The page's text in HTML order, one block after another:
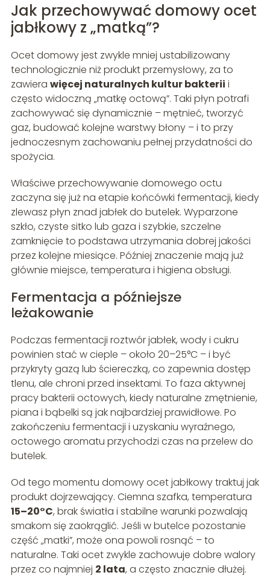
Jak przechowywać domowy ocet
jabłkowy z „matką”?
Ocet domowy jest zwykle mniej ustabilizowany
technologicznie niż produkt przemysłowy, za to
zawiera więcej naturalnych kultur bakterii i
często widoczną „matkę octową”. Taki płyn potrafi
zachowywać się dynamicznie – mętnieć, tworzyć
gaz, budować kolejne warstwy błony – i to przy
jednoczesnym zachowaniu pełnej przydatności do
spożycia.
Właściwe przechowywanie domowego octu
zaczyna się już na etapie końcówki fermentacji, kiedy
zlewasz płyn znad jabłek do butelek. Wyparzone
szkło, czyste sitko lub gaza i szybkie, szczelne
zamknięcie to podstawa utrzymania dobrej jakości
przez kolejne miesiące. Później znaczenie mają już
głównie miejsce, temperatura i higiena obsługi.
Fermentacja a późniejsze
leżakowanie
Podczas fermentacji roztwór jabłek, wody i cukru
powinien stać w cieple – około 20–25°C – i być
przykryty gazą lub ściereczką, co zapewnia dostęp
tlenu, ale chroni przed insektami. To faza aktywnej
pracy bakterii octowych, kiedy naturalne zmętnienie,
piana i bąbelki są jak najbardziej prawidłowe. Po
zakończeniu fermentacji i uzyskaniu wyraźnego,
octowego aromatu przychodzi czas na przelew do
butelek.
Od tego momentu domowy ocet jabłkowy traktuj jak
produkt dojrzewający. Ciemna szafka, temperatura
15–20°C, brak światła i stabilne warunki pozwalają
smakom się zaokrąglić. Jeśli w butelce pozostanie
część „matki”, może ona powoli rosnąć – to
naturalne. Taki ocet zwykle zachowuje dobre walory
przez co najmniej 2 lata, a często znacznie dłużej.